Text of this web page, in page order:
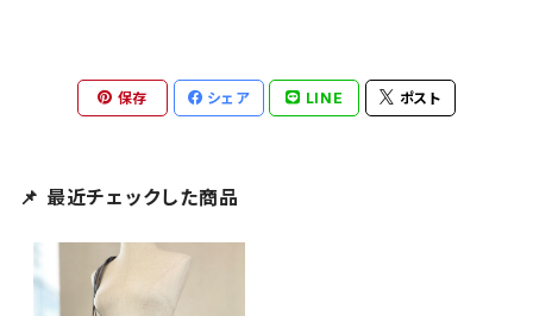
保存 シェア LINE ポスト
📌 最近チェックした商品